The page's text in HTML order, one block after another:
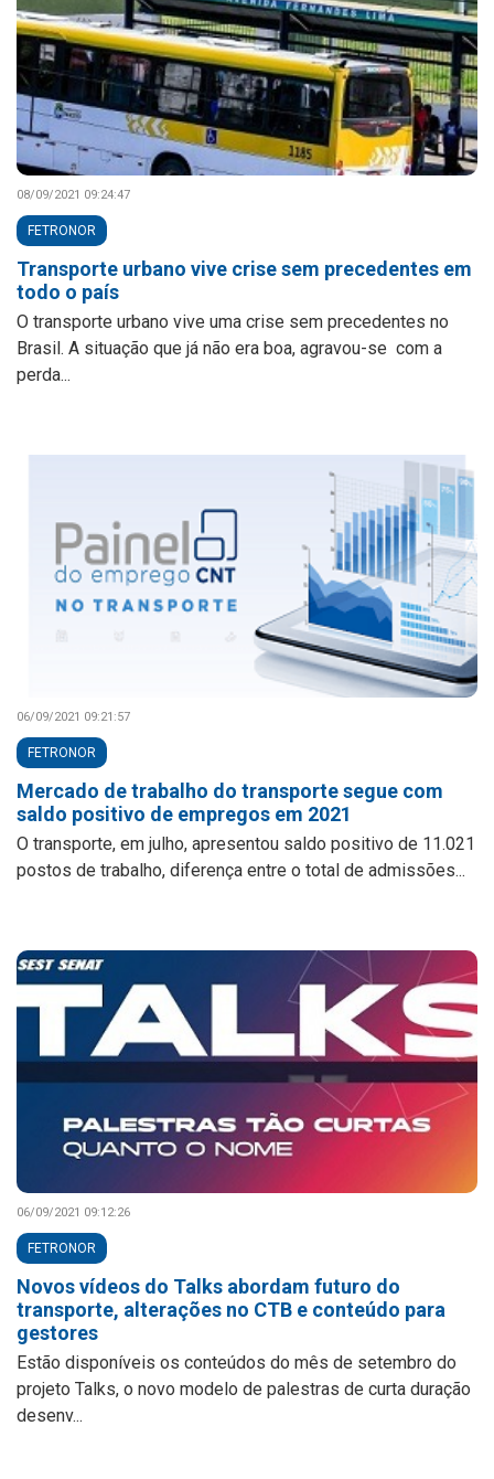
08/09/2021 09:24:47
FETRONOR
Transporte urbano vive crise sem precedentes em
todo o país
O transporte urbano vive uma crise sem precedentes no
Brasil. A situação que já não era boa, agravou-se com a
perda...
06/09/2021 09:21:57
FETRONOR
Mercado de trabalho do transporte segue com
saldo positivo de empregos em 2021
O transporte, em julho, apresentou saldo positivo de 11.021
postos de trabalho, diferença entre o total de admissões...
06/09/2021 09:12:26
FETRONOR
Novos vídeos do Talks abordam futuro do
transporte, alterações no CTB e conteúdo para
gestores
Estão disponíveis os conteúdos do mês de setembro do
projeto Talks, o novo modelo de palestras de curta duração
desenv...